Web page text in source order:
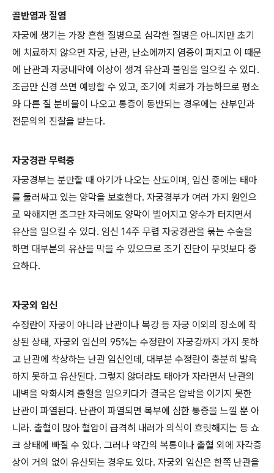
골반염과 질염
자궁에 생기는 가장 흔한 질병으로 심각한 질병은 아니지만 초기
에 치료하지 않으면 자궁, 난관, 난소에까지 염증이 퍼지고 이 때문
에 난관과 자궁내막에 이상이 생겨 유산과 불임을 일으킬 수 있다.
조금만 신경 쓰면 예방할 수 있고, 조기에 치료가 가능하므로 평소
와 다른 질 분비물이 나오고 통증이 동반되는 경우에는 산부인과
전문의의 진찰을 받는다.
자궁경관 무력증
자궁경부는 분만할 때 아기가 나오는 산도이며, 임신 중에는 태아
를 둘러싸고 있는 양막을 보호한다. 자궁경부가 여러 가지 원인으
로 약해지면 조그만 자극에도 양막이 벌어지고 양수가 터지면서
유산을 일으킬 수 있다. 임신 14주 무렵 자궁경관을 묶는 수술을
하면 대부분의 유산을 막을 수 있으므로 조기 진단이 무엇보다 중
요하다.
자궁외 임신
수정란이 자궁이 아니라 난관이나 복강 등 자궁 이외의 장소에 착
상된 상태, 자궁외 임신의 95%는 수정란이 자궁강까지 가지 못하
고 난관에 착상하는 난관 임신인데, 대부분 수정란이 충분히 발육
하지 못하고 유산된다. 그렇지 않더라도 태아가 자라면서 난관의
내벽을 약화시켜 출혈을 일으키다가 결국은 압박을 이기지 못한
난관이 파열된다. 난관이 파열되면 복부에 심한 통증을 느낄 뿐 아
니라. 출혈이 많아 혈압이 급격히 내려가 의식이 흐릿해지는 등 쇼
크 상태에 빠질 수 있다. 그러나 약간의 복통이나 출혈 외에 자각증
상이 거의 없이 유산되는 경우도 있다. 자궁외 임신은 한쪽 난관을